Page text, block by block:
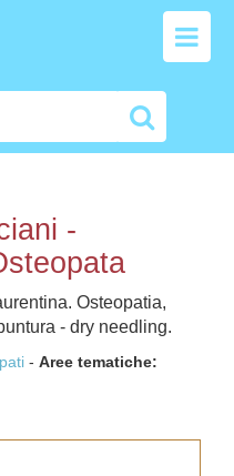
-
Osteopatia,
- dry needling.
- Aree tematiche: